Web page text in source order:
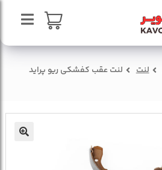
لنت
لنت عقب کفشکی ریو پراید